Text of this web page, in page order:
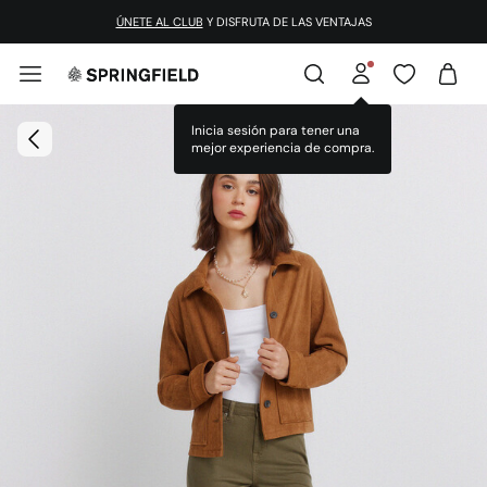
ÚNETE AL CLUB Y DISFRUTA DE LAS VENTAJAS
Inicia sesión para tener una
mejor experiencia de compra.